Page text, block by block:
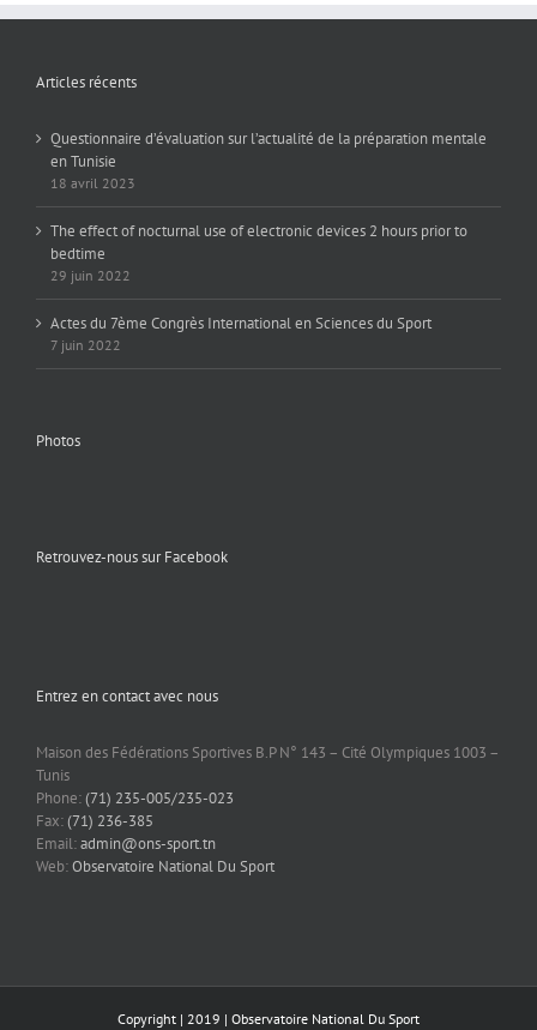
Articles récents
Questionnaire d’évaluation sur l’actualité de la préparation mentale
en Tunisie
18 avril 2023
The effect of nocturnal use of electronic devices 2 hours prior to
bedtime
29 juin 2022
Actes du 7ème Congrès International en Sciences du Sport
7 juin 2022
Photos
Retrouvez-nous sur Facebook
Entrez en contact avec nous
Maison des Fédérations Sportives B.P N° 143 – Cité Olympiques 1003 –
Tunis
Phone:(71) 235-005/235-023
Fax:(71) 236-385
Email:admin@ons-sport.tn
Web:Observatoire National Du Sport
Copyright | 2019 | Observatoire National Du Sport